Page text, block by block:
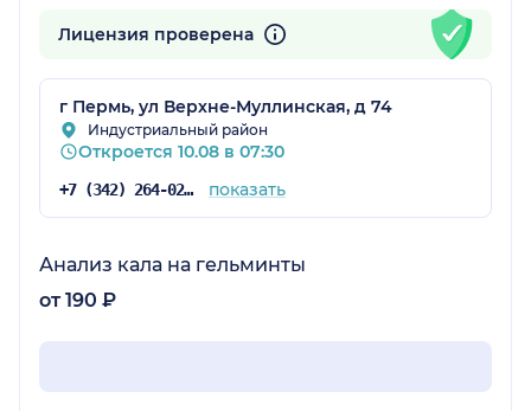
Лицензия проверена
г Пермь, ул Верхне-Муллинская, д 74
Индустриальный район
Откроется 10.08 в 07:30
+7 (342) 264-02-09 показать
Анализ кала на гельминты
от 190 ₽